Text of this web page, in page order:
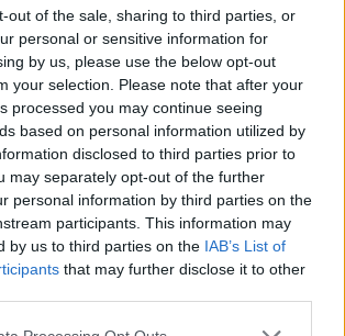
out of the sale, sharing to third parties, or
personal or sensitive information for
by us, please use the below opt-out
your selection. Please note that after your
processed you may continue seeing
based on personal information utilized by
disclosed to third parties prior to
may separately opt-out of the further
personal information by third parties on the
participants. This information may
by us to third parties on the IAB’s List of
that may further disclose it to other